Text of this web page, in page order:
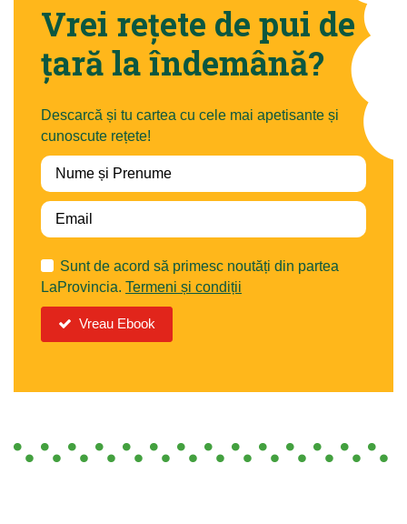
Vrei rețete de pui de
țară la îndemână?
Descarcă și tu cartea cu cele mai apetisante și
cunoscute rețete!
Sunt de acord să primesc noutăți din partea
LaProvincia. Termeni și condiții
Vreau Ebook